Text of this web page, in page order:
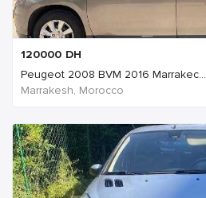
120000 DH
Peugeot 2008 BVM 2016 Marrakec...
Marrakesh, Morocco